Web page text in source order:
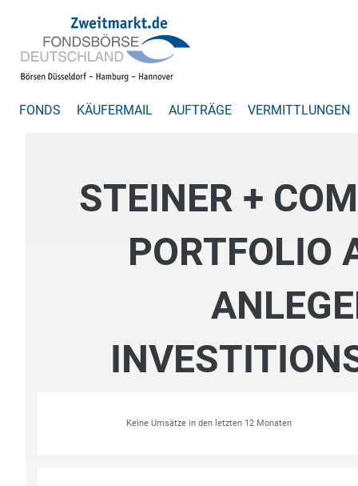
FONDS KÄUFERMAIL AUFTRÄGE VERMITTLUNGEN
STEINER +
PORTFOLIO
Keine Umsätze in den letzten 12 Monaten